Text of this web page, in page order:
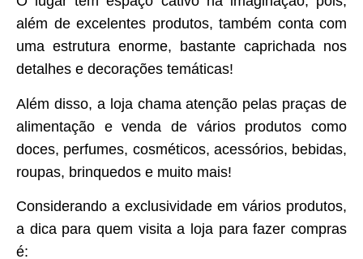
além de excelentes produtos, também conta com
uma estrutura enorme, bastante caprichada nos
detalhes e decorações temáticas!
Além disso, a loja chama atenção pelas praças de
alimentação e venda de vários produtos como
doces, perfumes, cosméticos, acessórios, bebidas,
roupas, brinquedos e muito mais!
Considerando a exclusividade em vários produtos,
a dica para quem visita a loja para fazer compras
é: